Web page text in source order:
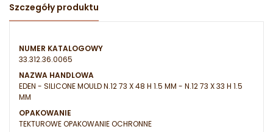
Szczegóły produktu
NUMER KATALOGOWY
33.312.36.0065
NAZWA HANDLOWA
EDEN - SILICONE MOULD N.12 73 X 48 H 1.5 MM - N.12 73 X 33 H 1.5
MM
OPAKOWANIE
TEKTUROWE OPAKOWANIE OCHRONNE